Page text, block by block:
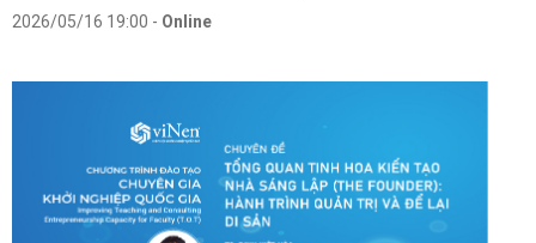
2026/05/16 19:00 - Online